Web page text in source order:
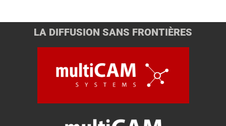
LA DIFFUSION SANS FRONTIÈRES